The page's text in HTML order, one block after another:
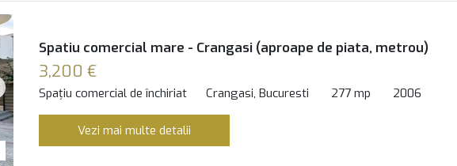
Spatiu comercial mare - Crangasi (aproape de piata, metrou)
3,200 €
Spațiu comercial de închiriat Crangasi, Bucuresti 277 mp 2006
Vezi mai multe detalii